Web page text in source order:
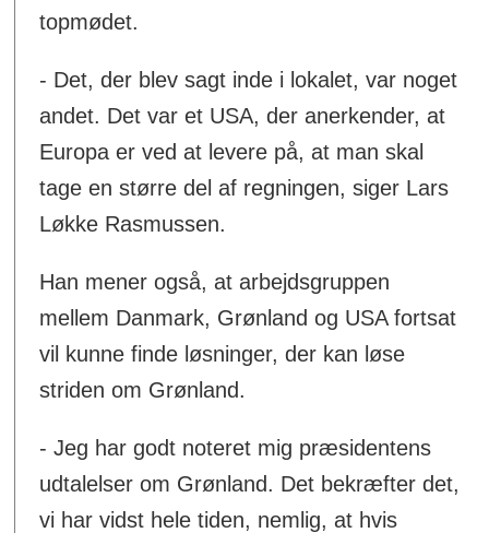
topmødet.
- Det, der blev sagt inde i lokalet, var noget
andet. Det var et USA, der anerkender, at
Europa er ved at levere på, at man skal
tage en større del af regningen, siger Lars
Løkke Rasmussen.
Han mener også, at arbejdsgruppen
mellem Danmark, Grønland og USA fortsat
vil kunne finde løsninger, der kan løse
striden om Grønland.
- Jeg har godt noteret mig præsidentens
udtalelser om Grønland. Det bekræfter det,
vi har vidst hele tiden, nemlig, at hvis